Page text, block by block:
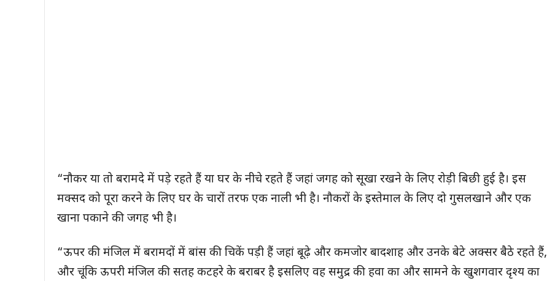
“नौकर या तो बरामदे में पड़े रहते हैं या घर के नीचे रहते हैं जहां जगह को सूखा रखने के लिए रोड़ी बिछी हुई है। इस
मक्सद को पूरा करने के लिए घर के चारों तरफ एक नाली भी है। नौकरों के इस्तेमाल के लिए दो गुसलखाने और एक
खाना पकाने की जगह भी है।
“ऊपर की मंजिल में बरामदों में बांस की चिकें पड़ी हैं जहां बूढ़े और कमजोर बादशाह और उनके बेटे अक्सर बैठे रहते हैं,
और चूंकि ऊपरी मंजिल की सतह कटहरे के बराबर है इसलिए वह समुद्र की हवा का और सामने के खुशगवार दृश्य का